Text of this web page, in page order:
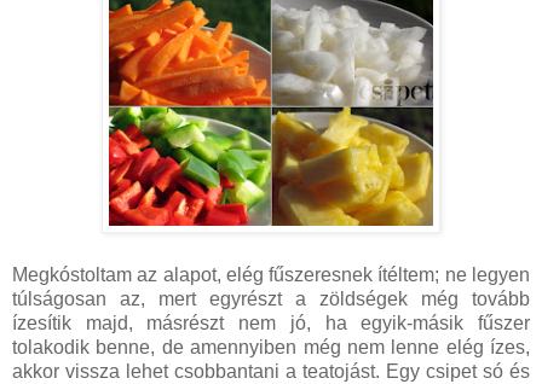
Megkóstoltam az alapot, elég fűszeresnek ítéltem; ne legyen
túlságosan az, mert egyrészt a zöldségek még tovább
ízesítik majd, másrészt nem jó, ha egyik-másik fűszer
tolakodik benne, de amennyiben még nem lenne elég ízes,
akkor vissza lehet csobbantani a teatojást. Egy csipet só és